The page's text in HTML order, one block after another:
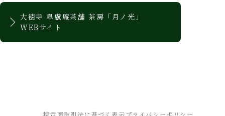
大徳寺 皐盧庵茶舗 茶房「月ノ光」
WEBサイト